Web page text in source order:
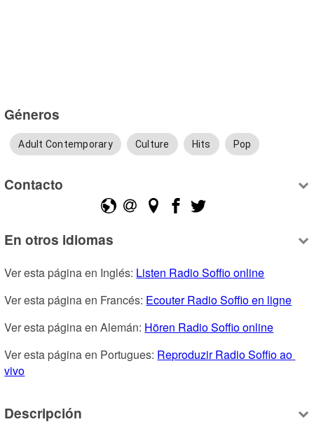
Géneros
Adult Contemporary Culture Hits Pop
Contacto
En otros idiomas
Ver esta página en Inglés: Listen Radio Soffio online
Ver esta página en Francés: Ecouter Radio Soffio en ligne
Ver esta página en Alemán: Hören Radio Soffio online
Ver esta página en Portugues: Reproduzir Radio Soffio ao
vivo
Descripción